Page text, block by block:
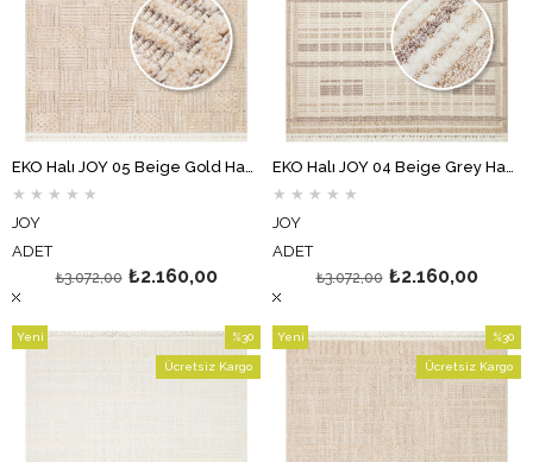
★ ★ ★ ★ ★
JOY
ADET
₺2.160,00
₺3.072,00
★ ★ ★ ★ ★
JOY
ADET
₺2.160,00
₺3.072,00
%30
İndirim
Ücretsiz Kargo
Yeni
%30
İndirim
Ücretsiz Kargo
Yeni
Ürün